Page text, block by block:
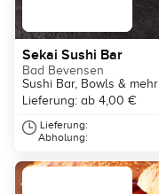
Sekai Sushi Bar
Bad Bevensen
Sushi Bar, Bowls & mehr
Lieferung: ab 4,00 €
Lieferung:
Abholung: